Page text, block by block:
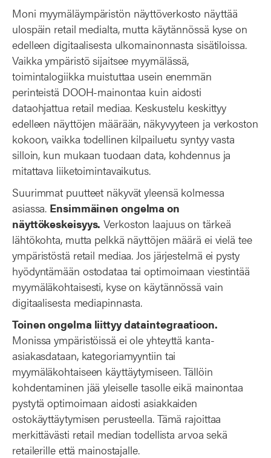
Moni myymäläympäristön näyttöverkosto näyttää
ulospäin retail medialta, mutta käytännössä kyse on
edelleen digitaalisesta ulkomainonnasta sisätiloissa.
Vaikka ympäristö sijaitsee myymälässä,
toimintalogiikka muistuttaa usein enemmän
perinteistä DOOH-mainontaa kuin aidosti
dataohjattua retail mediaa. Keskustelu keskittyy
edelleen näyttöjen määrään, näkyvyyteen ja verkoston
kokoon, vaikka todellinen kilpailuetu syntyy vasta
silloin, kun mukaan tuodaan data, kohdennus ja
mitattava liiketoimintavaikutus.
Suurimmat puutteet näkyvät yleensä kolmessa
asiassa. Ensimmäinen ongelma on
näyttökeskeisyys. Verkoston laajuus on tärkeä
lähtökohta, mutta pelkkä näyttöjen määrä ei vielä tee
ympäristöstä retail mediaa. Jos järjestelmä ei pysty
hyödyntämään ostodataa tai optimoimaan viestintää
myymäläkohtaisesti, kyse on käytännössä vain
digitaalisesta mediapinnasta.
Toinen ongelma liittyy dataintegraatioon.
Monissa ympäristöissä ei ole yhteyttä kanta-
asiakasdataan, kategoriamyyntiin tai
myymäläkohtaiseen käyttäytymiseen. Tällöin
kohdentaminen jää yleiselle tasolle eikä mainontaa
pystytä optimoimaan aidosti asiakkaiden
ostokäyttäytymisen perusteella. Tämä rajoittaa
merkittävästi retail median todellista arvoa sekä
retailerille että mainostajalle.